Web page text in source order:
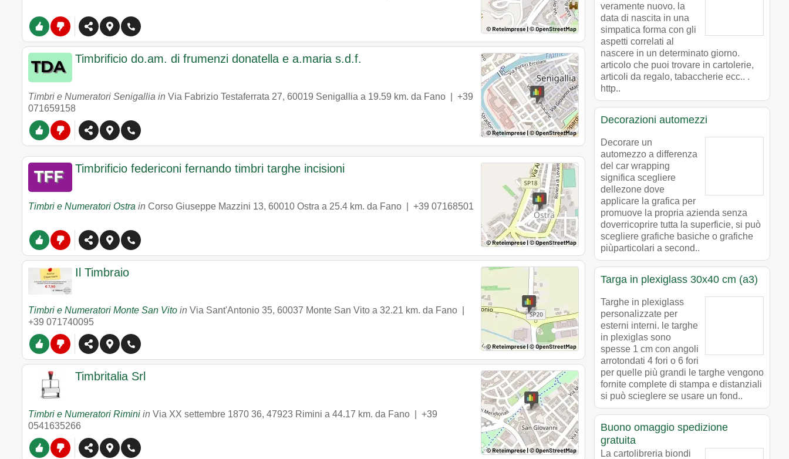
Timbrificio do.am. di frumenzi donatella e a.maria s.d.f.
Timbri e Numeratori Senigallia in Via Fabrizio Testaferrata 27, 60019 Senigallia a 19.59 km. da Fano | +39
071659158
Timbrificio federiconi fernando timbri targhe incisioni
Timbri e Numeratori Ostra in Corso Giuseppe Mazzini 13, 60010 Ostra a 25.4 km. da Fano | +39 07168501
Il Timbraio
Timbri e Numeratori Monte San Vito in Via Sant'Antonio 35, 60037 Monte San Vito a 32.21 km. da Fano |
+39 071740095
Timbritalia Srl
Timbri e Numeratori Rimini in Via XX settembre 1870 36, 47923 Rimini a 44.17 km. da Fano | +39
0541635266
veramente nuovo. la
data di nascita in una
simpatica forma con gli
aspetti correlati al
nascere in un determinato giorno.
articolo che puoi trovare in cartolerie,
articoli da regalo, tabaccherie ecc.. .
http..
Decorazioni automezzi
Decorare un
automezzo a differenza
del car wrapping
significa scegliere
dellezone dove
applicare la grafica per
promuove la propria azienda senza
doverricoprire tutta la superficie, si può
scegliere grafiche basiche o grafiche
piùparticolari a second..
Targa in plexiglass 30x40 cm (a3)
Targhe in plexiglass
personalizzate per
esterni interni. le targhe
in plexiglas sono
spesse 1 cm con angoli
arrotondati 4 fori o 6 fori
per quelle più grandi le targhe vengono
fornite complete di stampa e distanziali
si può scieglere se usare un fond..
Buono omaggio spedizione
gratuita
La cartolibreria biondi